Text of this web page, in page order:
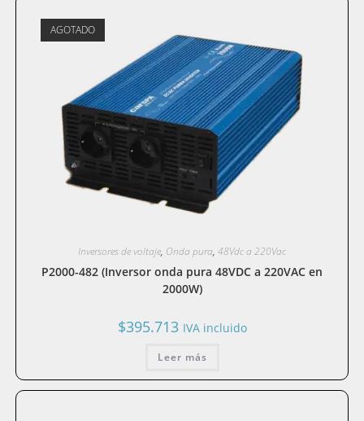
AGOTADO
Inversores de voltaje, Onda pura, 48Vdc a 220Vac
P2000-482 (Inversor onda pura 48VDC a 220VAC en
2000W)
$395.713 IVA incluido
Leer más